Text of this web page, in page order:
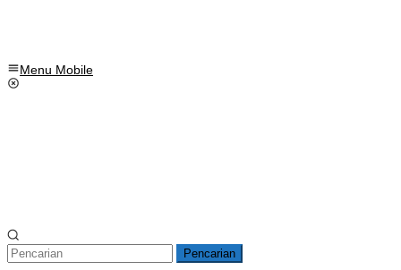
Menu Mobile
Pencarian